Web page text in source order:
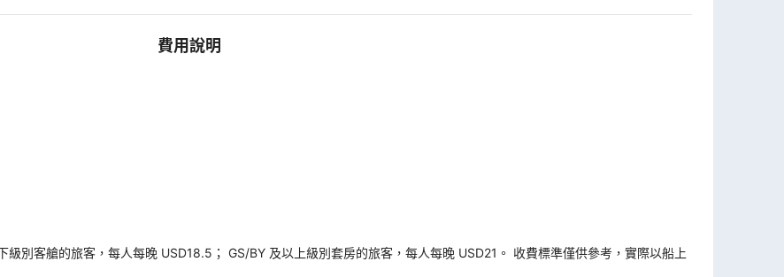
費用說明
別客艙的旅客，每人每晚 USD18.5； GS/BY 及以上級別套房的旅客，每人每晚 USD21。 收費標準僅供參考，實際以船上